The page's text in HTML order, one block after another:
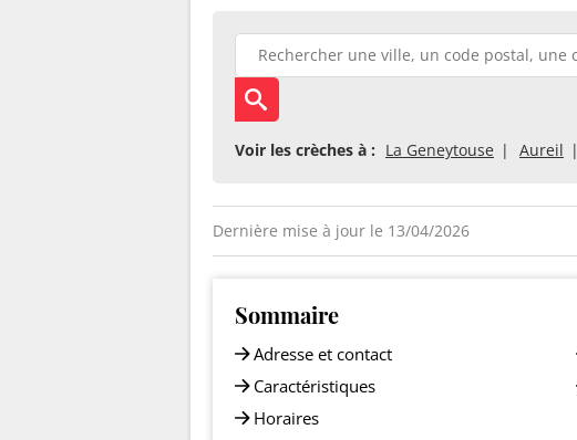
Voir les crèches à : La Geneytouse Aureil
Dernière mise à jour le 13/04/2026
Sommaire
Adresse et contact
Caractéristiques
Horaires